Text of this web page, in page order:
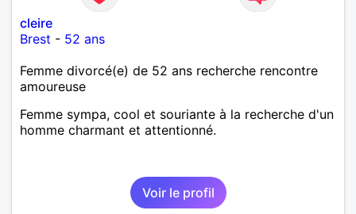
cleire
Brest - 52 ans
Femme divorcé(e) de 52 ans recherche rencontre
amoureuse
Femme sympa, cool et souriante à la recherche d'un
homme charmant et attentionné.
Voir le profil